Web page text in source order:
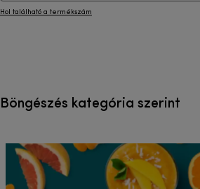
Hol található a termékszám
Böngészés kategória szerint